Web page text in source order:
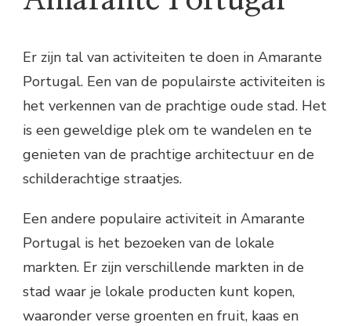
Er zijn tal van activiteiten te doen in Amarante
Portugal. Een van de populairste activiteiten is
het verkennen van de prachtige oude stad. Het
is een geweldige plek om te wandelen en te
genieten van de prachtige architectuur en de
schilderachtige straatjes.
Een andere populaire activiteit in Amarante
Portugal is het bezoeken van de lokale
markten. Er zijn verschillende markten in de
stad waar je lokale producten kunt kopen,
waaronder verse groenten en fruit, kaas en